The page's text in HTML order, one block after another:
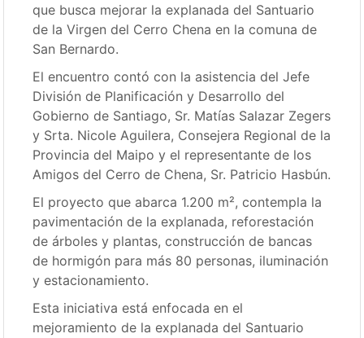
que busca mejorar la explanada del Santuario
de la Virgen del Cerro Chena en la comuna de
San Bernardo.
El encuentro contó con la asistencia del Jefe
División de Planificación y Desarrollo del
Gobierno de Santiago, Sr. Matías Salazar Zegers
y Srta. Nicole Aguilera, Consejera Regional de la
Provincia del Maipo y el representante de los
Amigos del Cerro de Chena, Sr. Patricio Hasbún.
El proyecto que abarca 1.200 m², contempla la
pavimentación de la explanada, reforestación
de árboles y plantas, construcción de bancas
de hormigón para más 80 personas, iluminación
y estacionamiento.
Esta iniciativa está enfocada en el
mejoramiento de la explanada del Santuario